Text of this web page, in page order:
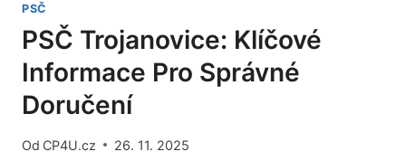
PSČ
PSČ Trojanovice: Klíčové
Informace Pro Správné
Doručení
Od CP4U.cz 26. 11. 2025